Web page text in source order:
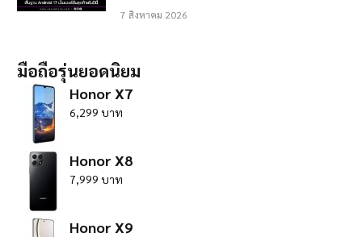
7 สิงหาคม 2026
มือถือรุ่นยอดนิยม
Honor X7
6,299 บาท
Honor X8
7,999 บาท
Honor X9